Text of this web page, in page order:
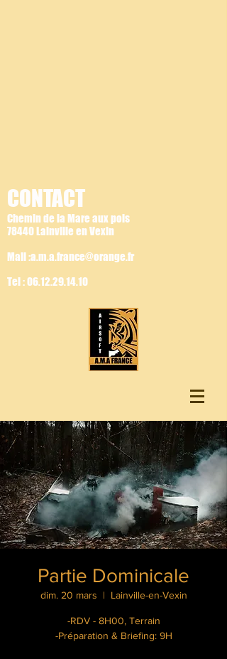
CONTACT
Chemin de la Mare aux pois
78440 Lainville en Vexin
Mail :a.m.a.france@orange.fr
Tel :06.12.29.14.10
Partie Dominicale
dim. 20 mars
  |
Lainville-en-Vexin
-RDV - 8H00, Terrain
-Préparation & Briefing: 9H